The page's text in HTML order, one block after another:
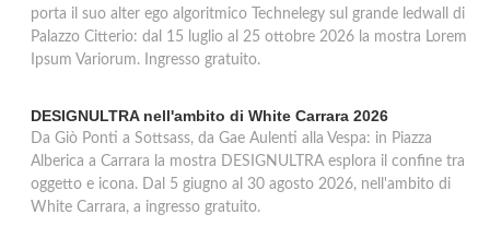
porta il suo alter ego algoritmico Technelegy sul grande ledwall di
Palazzo Citterio: dal 15 luglio al 25 ottobre 2026 la mostra Lorem
Ipsum Variorum. Ingresso gratuito.
DESIGNULTRA nell'ambito di White Carrara 2026
Da Giò Ponti a Sottsass, da Gae Aulenti alla Vespa: in Piazza
Alberica a Carrara la mostra DESIGNULTRA esplora il confine tra
oggetto e icona. Dal 5 giugno al 30 agosto 2026, nell'ambito di
White Carrara, a ingresso gratuito.